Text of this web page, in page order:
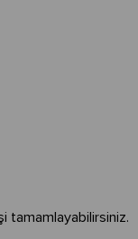
tamamlayabilirsiniz.